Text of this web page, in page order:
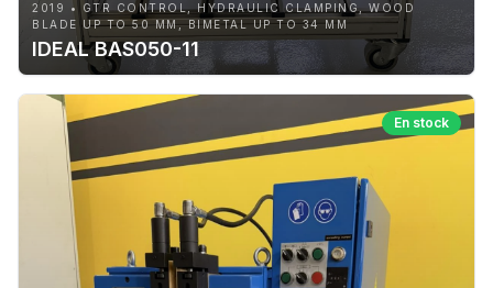
2019 • GTR CONTROL, HYDRAULIC CLAMPING, WOOD
BLADE UP TO 50 MM, BIMETAL UP TO 34 MM
IDEAL BAS050-11
En stock